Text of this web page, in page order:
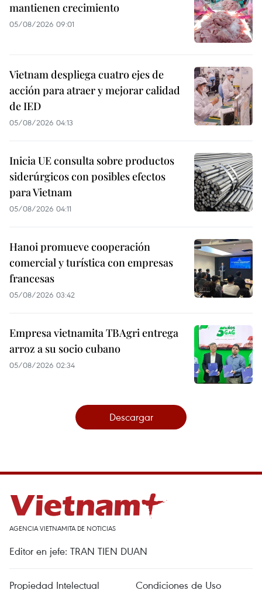
mantienen crecimiento
05/08/2026 09:01
Vietnam despliega cuatro ejes de
acción para atraer y mejorar calidad
de IED
05/08/2026 04:13
Inicia UE consulta sobre productos
siderúrgicos con posibles efectos
para Vietnam
05/08/2026 04:11
Hanoi promueve cooperación
comercial y turística con empresas
francesas
05/08/2026 03:42
Empresa vietnamita TBAgri entrega
arroz a su socio cubano
05/08/2026 02:34
Descargar
AGENCIA VIETNAMITA DE NOTICIAS
Editor en jefe: TRAN TIEN DUAN
Propiedad Intelectual Condiciones de Uso